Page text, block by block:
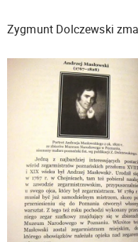
Zygmunt Dolczewski